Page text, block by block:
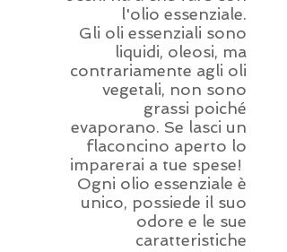
l'olio essenziale.
Gli oli essenziali sono
liquidi, oleosi, ma
contrariamente agli oli
vegetali, non sono
grassi poiché
evaporano. Se lasci un
flaconcino aperto lo
imparerai a tue spese!
Ogni olio essenziale è
unico, possiede il suo
odore e le sue
caratteristiche